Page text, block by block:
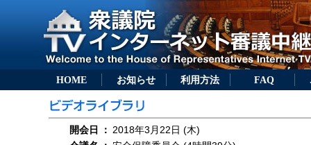
HOME お知らせ 利用方法 FAQ
開会日 ： 2018年3月22日 (木)